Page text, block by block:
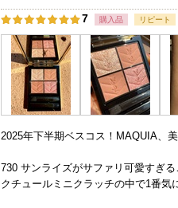
7 購入品 リピート
2025年下半期ベスコス！MAQUIA、
730 サンライズがサファリ可愛すぎ
クチュールミニクラッチの中で1番気